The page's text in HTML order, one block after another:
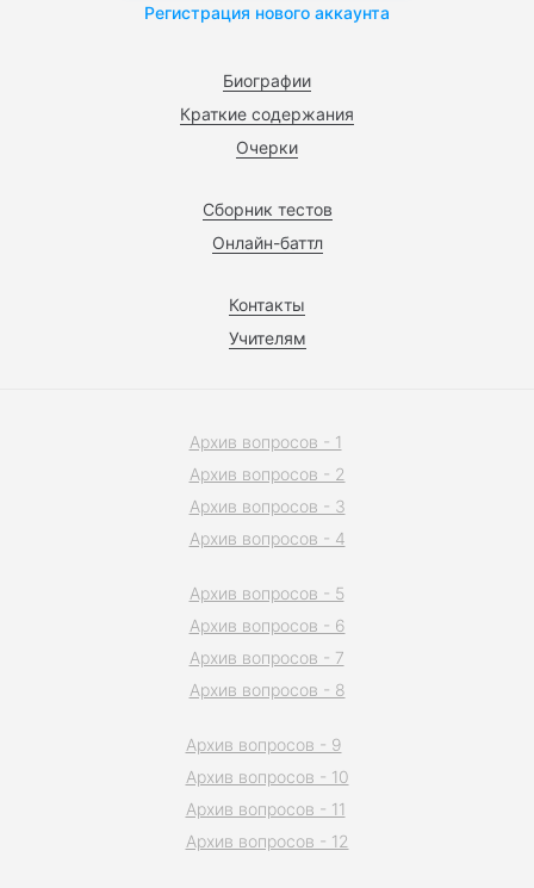
Биографии
Краткие содержания
Очерки
Сборник тестов
Онлайн-баттл
Контакты
Учителям
Регистрация нового аккаунта
Архив вопросов - 1
Архив вопросов - 2
Архив вопросов - 3
Архив вопросов - 4
Архив вопросов - 5
Архив вопросов - 6
Архив вопросов - 7
Архив вопросов - 8
Архив вопросов - 9
Архив вопросов - 10
Архив вопросов - 11
Архив вопросов - 12